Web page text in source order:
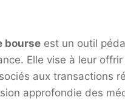
bourse est un outil
Elle vise à leur
aux transactions
approfondie des